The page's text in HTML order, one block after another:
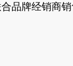
品牌经销商